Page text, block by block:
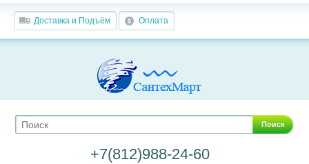
Доставка и Подъём Оплата
Поиск
+7(812)988-24-60